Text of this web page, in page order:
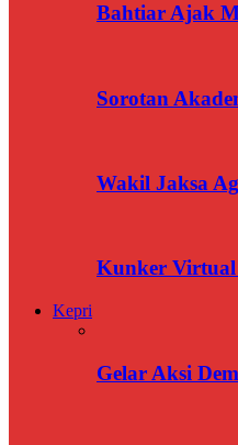
Bahtiar Ajak
Sorotan
Wakil Jaksa
Kunker Virtual
Kepri
Gelar Aksi